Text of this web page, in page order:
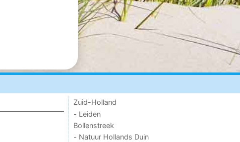
Zuid-Holland
- Leiden
Bollenstreek
- Natuur Hollands Duin